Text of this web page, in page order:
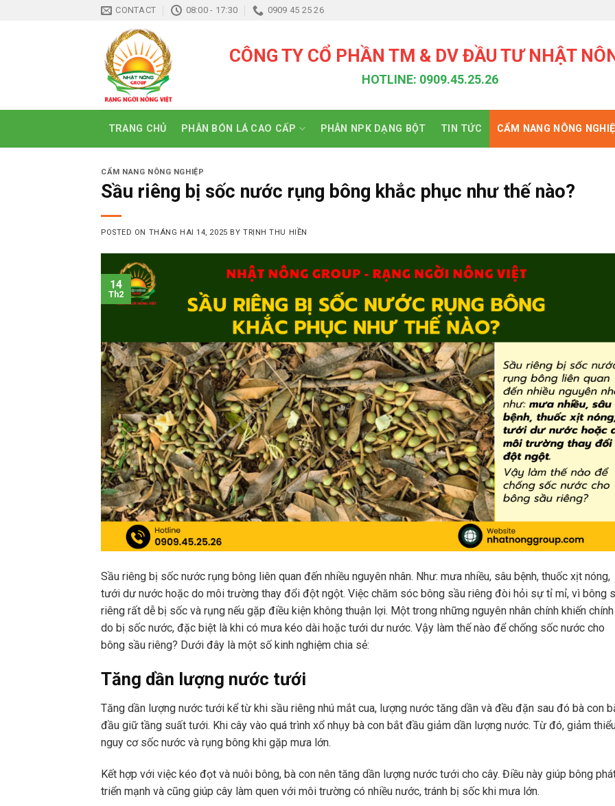
CONTACT 08:00 - 17:30 0909 45 25 26
CÔNG TY CỔ PHẦN TM & DV ĐẦU TƯ NHẬT
HOTLINE: 0909.45.25.26
TRANG CHỦ PHÂN BÓN LÁ CAO CẤP PHÂN NPK DẠNG BỘT TIN TỨC CẨM NANG NÔNG
CẨM NANG NÔNG NGHIỆP
Sầu riêng bị sốc nước rụng bông khắc phục như thế nào?
POSTED ON THÁNG HAI 14, 2025 BY TRỊNH THU HIỀN
14
Th2
Sầu riêng bị sốc nước rụng bông liên quan đến nhiều nguyên nhân. Như: mưa nhiều, sâu bệnh, thuốc xịt nóng,
tưới dư nước hoặc do môi trường thay đổi đột ngột. Việc chăm sóc bông sầu riêng đòi hỏi sự tỉ mỉ, vì bông
riêng rất dễ bị sốc và rụng nếu gặp điều kiện không thuận lợi. Một trong những nguyên nhân chính khiến
do bị sốc nước, đặc biệt là khi có mưa kéo dài hoặc tưới dư nước. Vậy làm thế nào để chống sốc nước cho
bông sầu riêng? Dưới đây là một số kinh nghiệm chia sẻ:
Tăng dần lượng nước tưới
Tăng dần lượng nước tưới kể từ khi sầu riêng nhú mắt cua, lượng nước tăng dần và đều đặn sau đó bà con
đầu giữ tầng suất tưới. Khi cây vào quá trình xổ nhụy bà con bắt đầu giảm dần lượng nước. Từ đó, giảm
nguy cơ sốc nước và rụng bông khi gặp mưa lớn.
Kết hợp với việc kéo đọt và nuôi bông, bà con nên tăng dần lượng nước tưới cho cây. Điều này giúp bông
triển mạnh và cũng giúp cây làm quen với môi trường có nhiều nước, tránh bị sốc khi mưa lớn.